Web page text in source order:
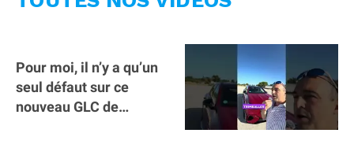
Pour moi, il n’y a qu’un
seul défaut sur ce
nouveau GLC de